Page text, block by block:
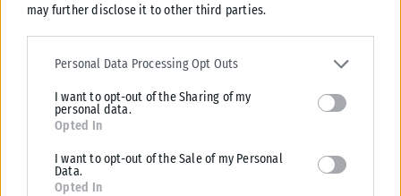
may further disclose it to other third parties.
Please note that this website/app uses one or more Google
services and may gather and store information including but not
deny consent to Google and its third-party tags to use your data
for below specified purposes in below Google consent section.
Personal Data Processing Opt Outs
I want to opt-out of the Sharing of my
personal data.
Opted In
I want to opt-out of the Sale of my Personal
Data.
Opted In